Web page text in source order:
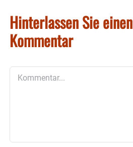
Hinterlassen Sie einen
Kommentar